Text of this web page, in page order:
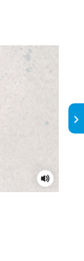
keyboard_arrow_right